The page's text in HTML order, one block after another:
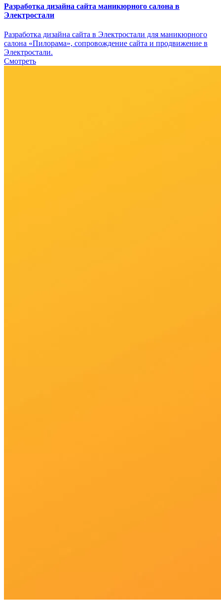
Разработка дизайна сайта маникюрного салона в
Электростали
Разработка дизайна сайта в Электростали для маникюрного
салона «Пилорама», сопровождение сайта и продвижение в
Электростали.
Смотреть